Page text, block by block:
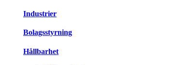
Industrier
Bolagsstyrning
Hållbarhet